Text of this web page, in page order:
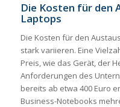
Die Kosten für den
Laptops
Die Kosten für den
stark variieren. Eine
Preis, wie das Gerät, der
Anforderungen des
bereits ab etwa 400 Euro
Business-Notebooks